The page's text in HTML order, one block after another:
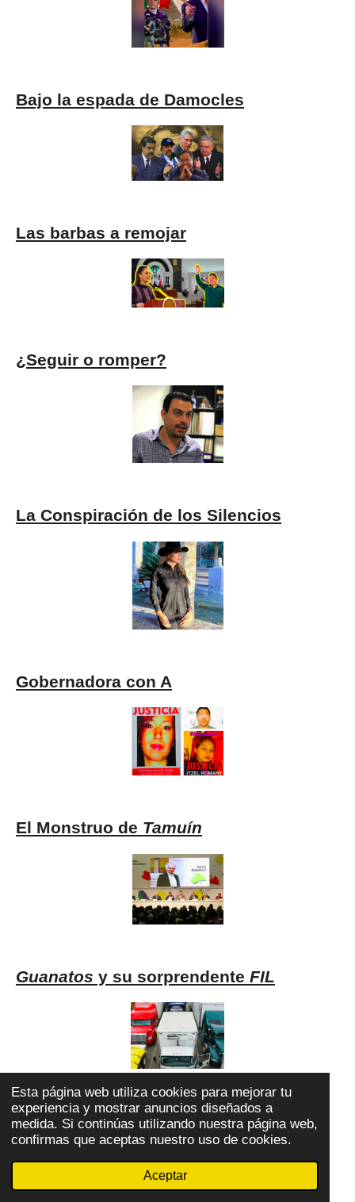
Esta página web utiliza cookies para mejorar tu
experiencia y mostrar anuncios diseñados a
medida. Si continúas utilizando nuestra página web,
confirmas que aceptas nuestro uso de cookies.
Aceptar
Bajo la espada de Damocles
Las barbas a remojar
¿Seguir o romper?
La Conspiración de los Silencios
Gobernadora con A
El Monstruo de Tamuín
Guanatos y su sorprendente FIL
El mundo Poni de Sheinbaum